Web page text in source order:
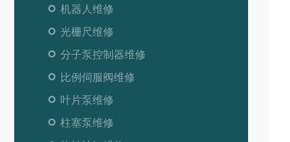
机器人维修
光栅尺维修
分子泵控制器维修
比例伺服阀维修
叶片泵维修
柱塞泵维修